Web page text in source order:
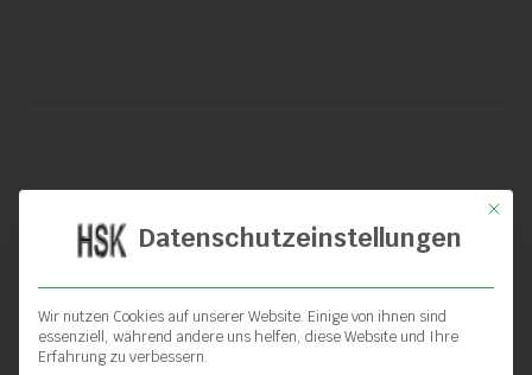
Mit
Datenschutzeinstellungen
Wir nutzen Cookies auf unserer Website. Einige von ihnen sind
essenziell, während andere uns helfen, diese Website und Ihre
Erfahrung zu verbessern.